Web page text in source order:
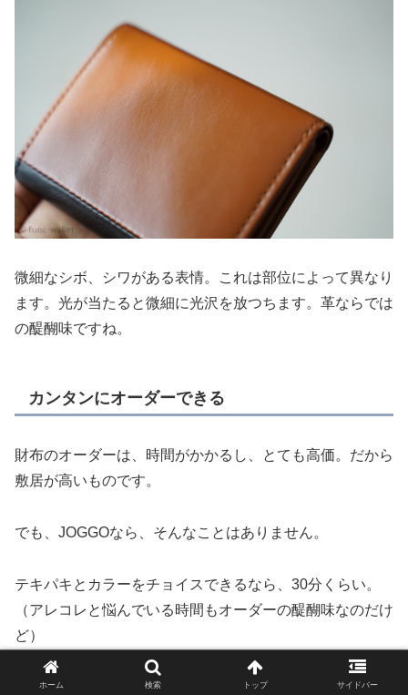
微細なシボ、シワがある表情。これは部位によって異なり
ます。光が当たると微細に光沢を放つちます。革ならでは
の醍醐味ですね。
カンタンにオーダーできる
財布のオーダーは、時間がかかるし、とても高価。だから
敷居が高いものです。
でも、JOGGOなら、そんなことはありません。
テキパキとカラーをチョイスできるなら、30分くらい。
（アレコレと悩んでいる時間もオーダーの醍醐味なのだけ
ど）
そして、オーダしてから、 わずか3週間で届きます。
ホーム 検索 トップ サイドバー